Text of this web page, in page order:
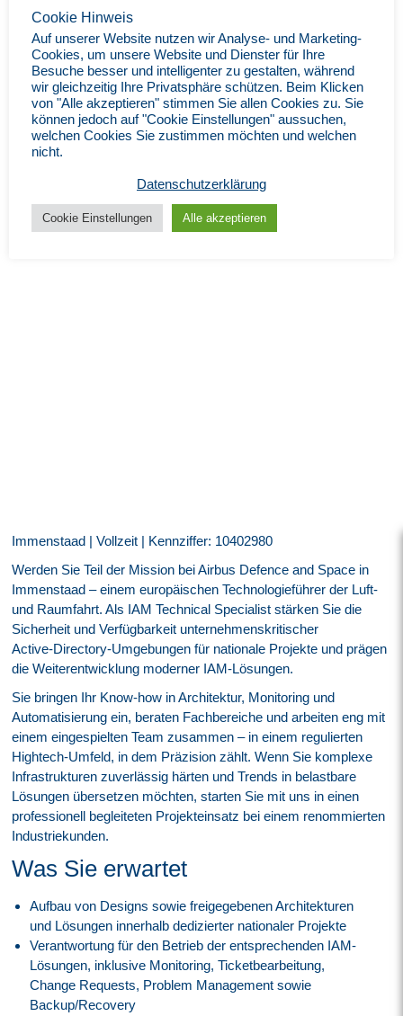
Immenstaad | Vollzeit | Kennziffer: 10402980
Werden Sie Teil der Mission bei Airbus Defence and Space in
Immenstaad – einem europäischen Technologieführer der Luft-
und Raumfahrt. Als IAM Technical Specialist stärken Sie die
Sicherheit und Verfügbarkeit unternehmenskritischer
Active‑Directory‑Umgebungen für nationale Projekte und prägen
die Weiterentwicklung moderner IAM‑Lösungen.
Sie bringen Ihr Know-how in Architektur, Monitoring und
Automatisierung ein, beraten Fachbereiche und arbeiten eng mit
einem eingespielten Team zusammen – in einem regulierten
Hightech‑Umfeld, in dem Präzision zählt. Wenn Sie komplexe
Infrastrukturen zuverlässig härten und Trends in belastbare
Lösungen übersetzen möchten, starten Sie mit uns in einen
professionell begleiteten Projekteinsatz bei einem renommierten
Industriekunden.
Was Sie erwartet
Aufbau von Designs sowie freigegebenen Architekturen
und Lösungen innerhalb dedizierter nationaler Projekte
Verantwortung für den Betrieb der entsprechenden IAM-
Lösungen, inklusive Monitoring, Ticketbearbeitung,
Change Requests, Problem Management sowie
Backup/Recovery
Cookie Hinweis
Auf unserer Website nutzen wir Analyse- und Marketing-
Cookies, um unsere Website und Dienster für Ihre
Besuche besser und intelligenter zu gestalten, während
wir gleichzeitig Ihre Privatsphäre schützen. Beim Klicken
von "Alle akzeptieren" stimmen Sie allen Cookies zu. Sie
können jedoch auf "Cookie Einstellungen" aussuchen,
welchen Cookies Sie zustimmen möchten und welchen
nicht.
Datenschutzerklärung
Cookie Einstellungen Alle akzeptieren